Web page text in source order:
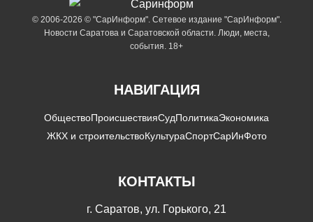
© 2006-2026 © "СарИнформ". Сетевое издание "СарИнформ".
Новости Саратова и Саратовской области. Люди, места,
события. 18+
НАВИГАЦИЯ
ОбществоПроисшествияСудПолитикаЭкономика
ЖКХ и строительствоКультураСпортСарИнФото
КОНТАКТЫ
г. Саратов, ул. Горького, 21